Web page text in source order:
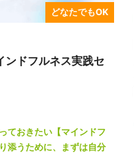
どなたでもOK
ンドフルネス実践セ
ておきたい【マインドフ
添うために、まずは自分